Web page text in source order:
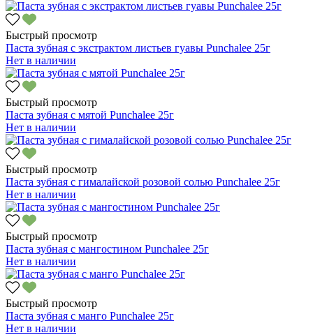
Быстрый просмотр
Паста зубная с экстрактом листьев гуавы Punchalee 25г
Нет в наличии
Быстрый просмотр
Паста зубная с мятой Punchalee 25г
Нет в наличии
Быстрый просмотр
Паста зубная с гималайской розовой солью Punchalee 25г
Нет в наличии
Быстрый просмотр
Паста зубная с мангостином Punchalee 25г
Нет в наличии
Быстрый просмотр
Паста зубная с манго Punchalee 25г
Нет в наличии